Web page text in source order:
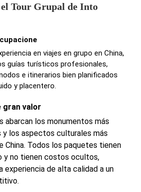
Tour Grupal de Into
en viajes en grupo en China,
guías turísticos profesionales,
e itinerarios bien planificados
y placentero.
gran valor
abarcan los monumentos más
los aspectos culturales más
China. Todos los paquetes tienen
y no tienen costos ocultos,
experiencia de alta calidad a un